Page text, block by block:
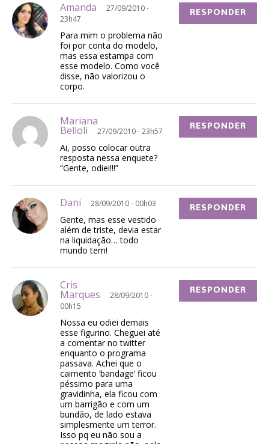
Amanda
27/09/2010 -
23h47
Para mim o problema não
foi por conta do modelo,
mas essa estampa com
esse modelo. Como você
disse, não valorizou o
corpo.
RESPONDER
Mariana
Belloli 27/09/2010 - 23h57
Ai, posso colocar outra
resposta nessa enquete?
“Gente, odiei!!!”
RESPONDER
Dani 28/09/2010 - 00h03
Gente, mas esse vestido
além de triste, devia estar
na liquidação… todo
mundo tem!
RESPONDER
Cris
Marques
28/09/2010 -
00h15
Nossa eu odiei demais
esse figurino. Cheguei até
a comentar no twitter
enquanto o programa
passava. Achei que o
caimento ‘bandage’ ficou
péssimo para uma
gravidinha, ela ficou com
um barrigão e com um
bundão, de lado estava
simplesmente um terror.
Isso pq eu não sou a
RESPONDER